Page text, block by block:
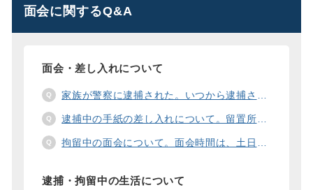
面会に関するQ&A
面会・差し入れについて
家族が警察に逮捕された。いつから逮捕された家族と面会することができますか？
逮捕中の手紙の差し入れについて。留置所に手紙を送る際の宛先の書き方は？
拘留中の面会について。面会時間は、土日や祝日の面会は、一度に面会できる人数は。
逮捕・拘留中の生活について